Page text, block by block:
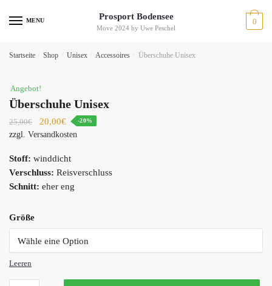
MENU Prosport Bodensee
Move 2024 by Uwe Peschel
0
Startseite Shop Unisex Accessoires Überschuhe Unisex
Angebot!
Überschuhe Unisex
25,00€ 20,00€ -20%
zzgl. Versandkosten
Stoff: winddicht
Verschluss: Reisverschluss
Schnitt: eher eng
Größe
Leeren